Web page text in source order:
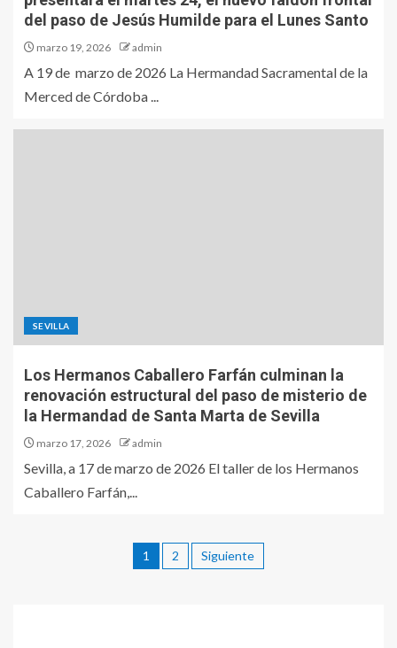
del paso de Jesús Humilde para el Lunes Santo
marzo 19, 2026 admin
A 19 de marzo de 2026 La Hermandad Sacramental de la
Merced de Córdoba ...
SEVILLA
Los Hermanos Caballero Farfán culminan la
renovación estructural del paso de misterio de
la Hermandad de Santa Marta de Sevilla
marzo 17, 2026 admin
Sevilla, a 17 de marzo de 2026 El taller de los Hermanos
Caballero Farfán,...
1 2 Siguiente